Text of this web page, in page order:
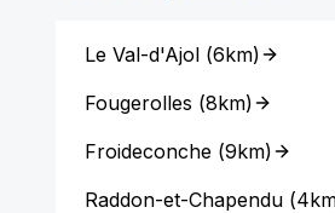
Le Val-d'Ajol(6km)
Fougerolles (8km)
Froideconche(9km)
Raddon-et-Chapendu(